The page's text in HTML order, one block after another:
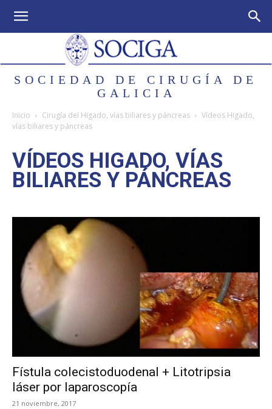
SOCIEDAD DE CIRUGÍA DE
GALICIA
Inicio Cirugía del Higado, vías biliares y páncreas
Vídeos Higado,
vías biliares y páncreas
VÍDEOS HIGADO, VÍAS
BILIARES Y PÁNCREAS
Fístula colecistoduodenal + Litotripsia
láser por laparoscopía
21 noviembre, 2017